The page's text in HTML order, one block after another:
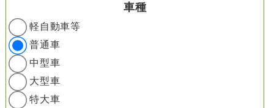
車種
軽自動車等
普通車
中型車
大型車
特大車